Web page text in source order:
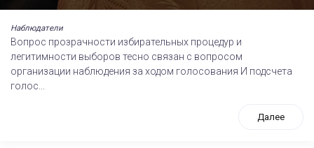
Наблюдатели
Вопрос прозрачности избирательных процедур и
легитимности выборов тесно связан с вопросом
организации наблюдения за ходом голосования И подсчета
голос...
Далее